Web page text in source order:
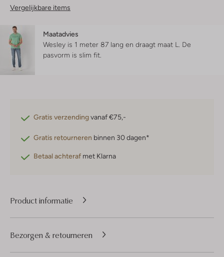
Vergelijkbare items
Maatadvies
Wesley is 1 meter 87 lang en draagt maat L. De
pasvorm is slim fit
Gratis verzendingvanaf €75,-
Gratis retourneren binnen 30 dagen*
Betaal achteraf met Klarna
Product informatie
Bezorgen & retourneren